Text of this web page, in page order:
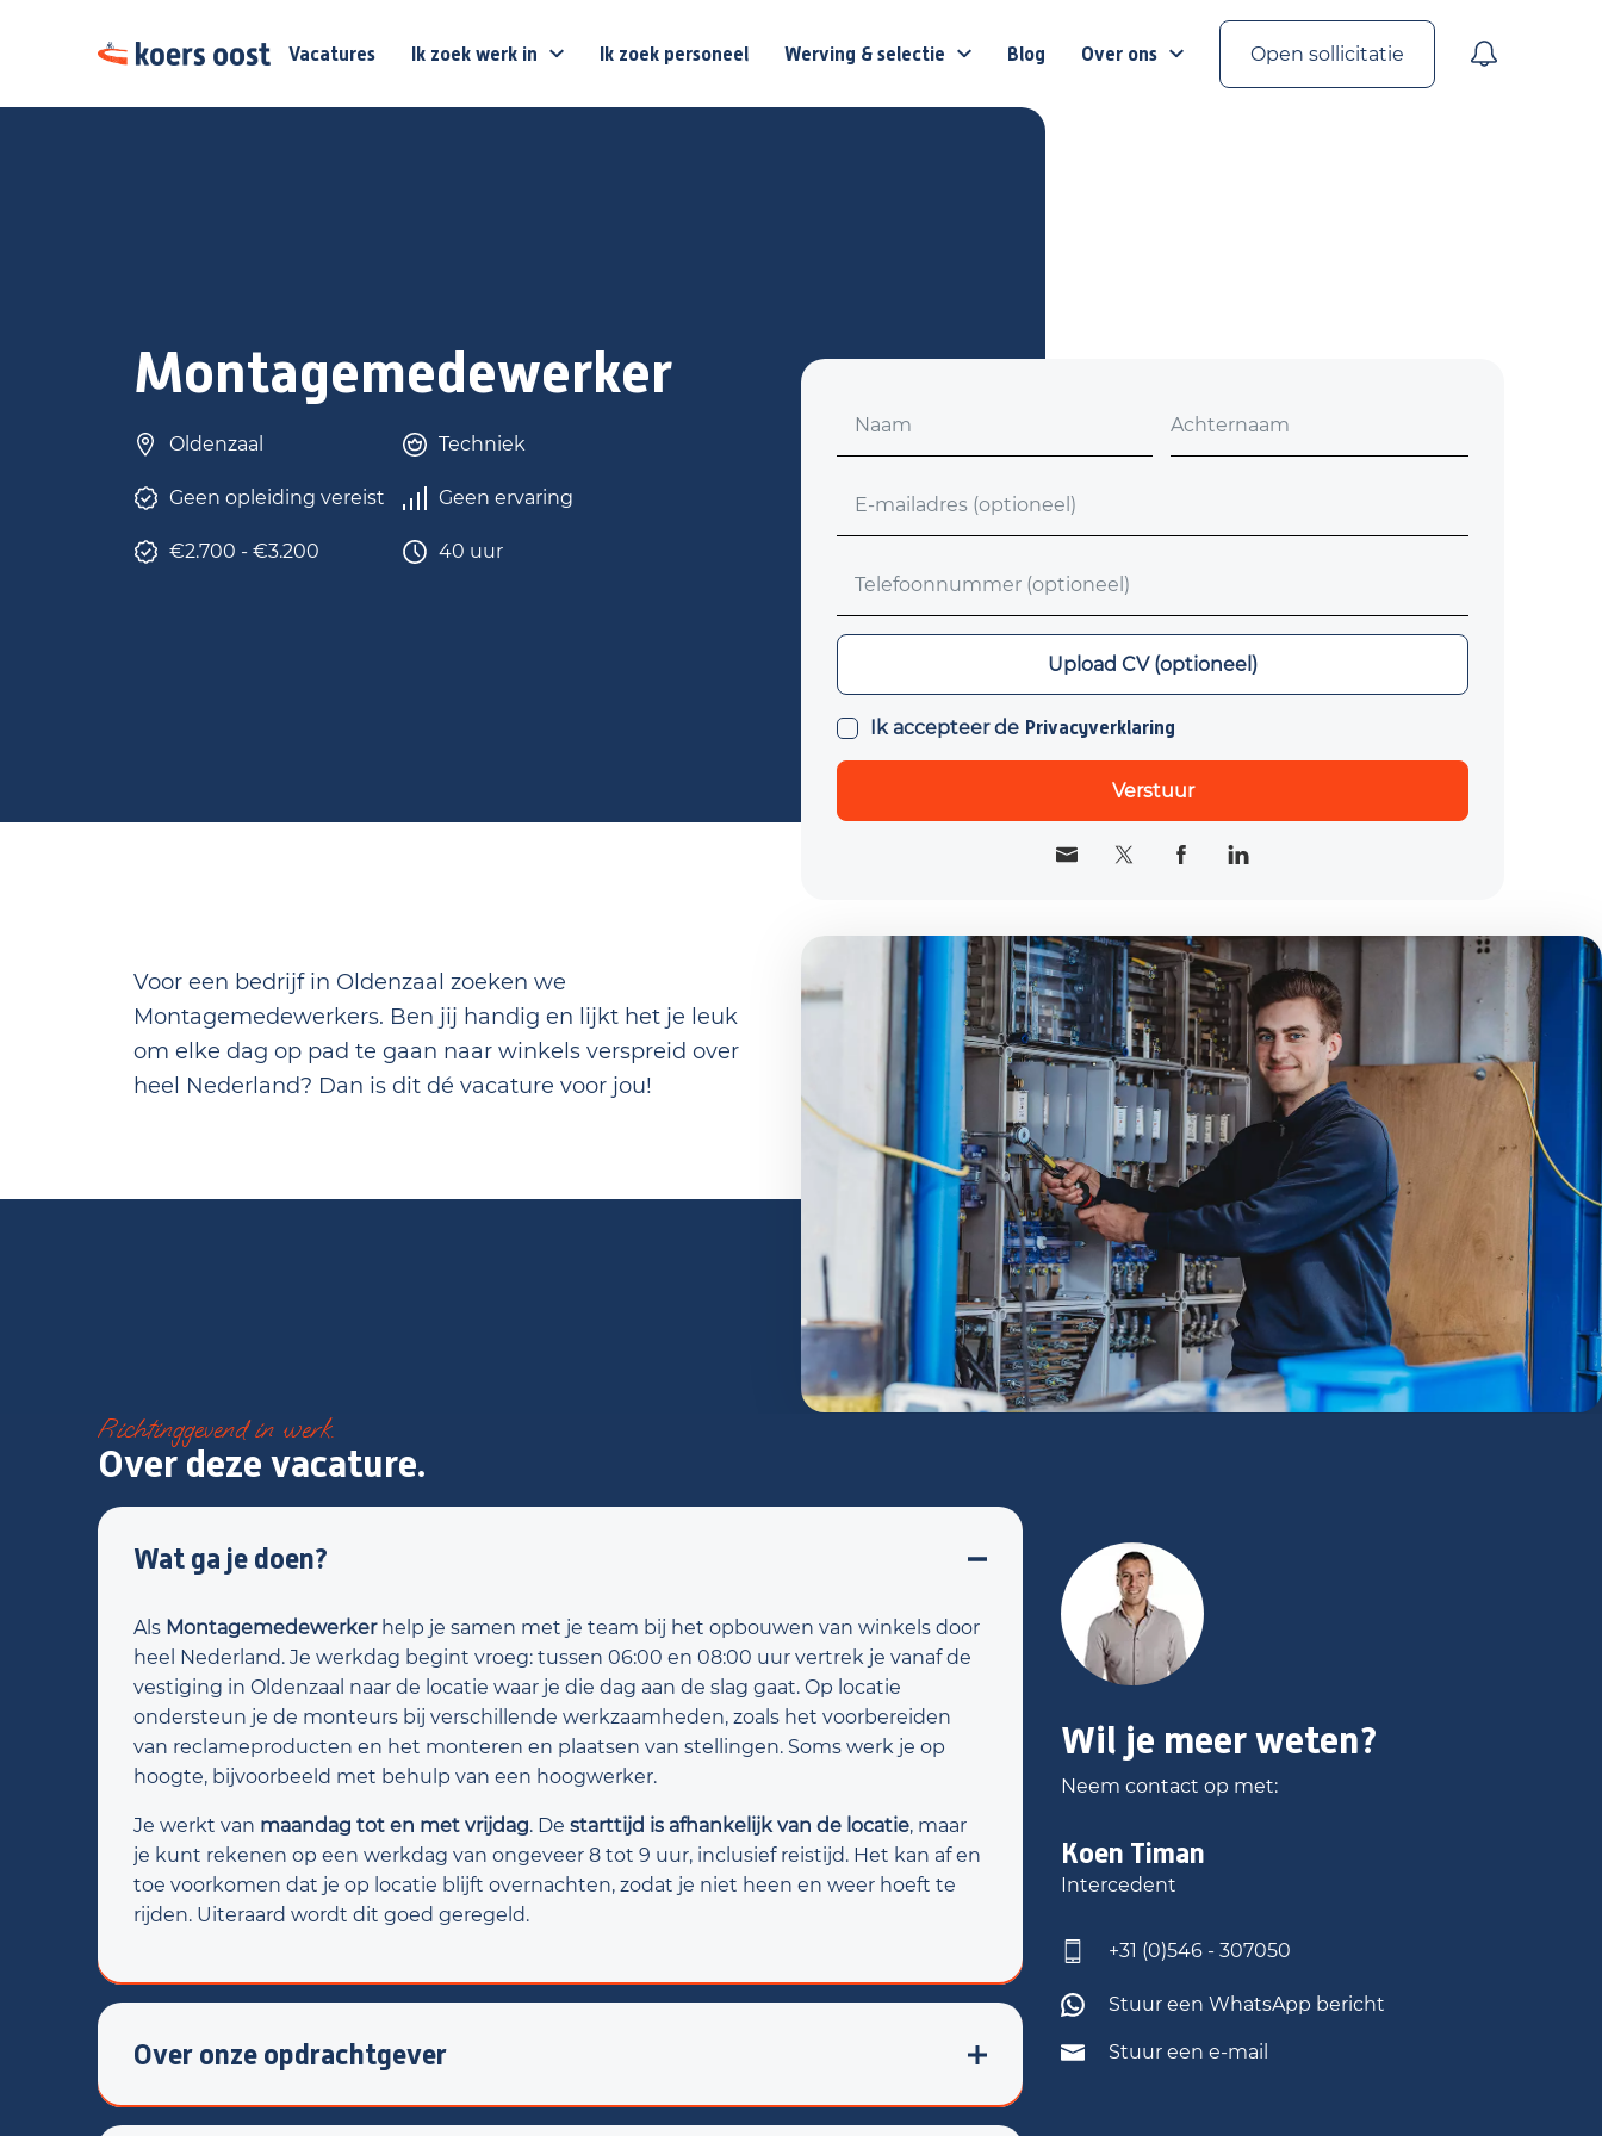
Vacatures Ik zoek werk in Ik zoek personeel Werving & selectie Blog Over ons Open sollicitatie
Montagemedewerker
Oldenzaal
Geen opleiding vereist
€2.700 - €3.200
Techniek
Geen ervaring
40 uur
Upload CV (optioneel)
Upload CV (optioneel)
Ik accepteer de Privacyverklaring
Verstuur
Voor een bedrijf in Oldenzaal zoeken we
Montagemedewerkers. Ben jij handig en lijkt het je leuk
om elke dag op pad te gaan naar winkels verspreid over
heel Nederland? Dan is dit dé vacature voor jou!
Richtinggevend in werk.
Over deze vacature.
Wat ga je doen?
Als Montagemedewerkerhelp je samen met je team bij het opbouwen van winkels door
heel Nederland. Je werkdag begint vroeg: tussen 06:00 en 08:00 uur vertrek je vanaf de
vestiging in Oldenzaal naar de locatie waar je die dag aan de slag gaat. Op locatie
ondersteun je de monteurs bij verschillende werkzaamheden, zoals het voorbereiden
van reclameproducten en het monteren en plaatsen van stellingen. Soms werk je op
hoogte, bijvoorbeeld met behulp van een hoogwerker.
Je werkt van maandag tot en met vrijdag. De starttijd is afhankelijk van de locatie, maar
je kunt rekenen op een werkdag van ongeveer 8 tot 9 uur, inclusief reistijd. Het kan af en
toe voorkomen dat je op locatie blijft overnachten, zodat je niet heen en weer hoeft te
rijden. Uiteraard wordt dit goed geregeld.
Over onze opdrachtgever
Je komt terecht bij eenkleinschalig montagebedrijf in Oldenzaal dat gespecialiseerd is in
Wil je meer weten?
Neem contact op met:
Koen Timan
Intercedent
+31 (0)546 - 307050
Stuur een WhatsApp bericht
Stuur een e-mail